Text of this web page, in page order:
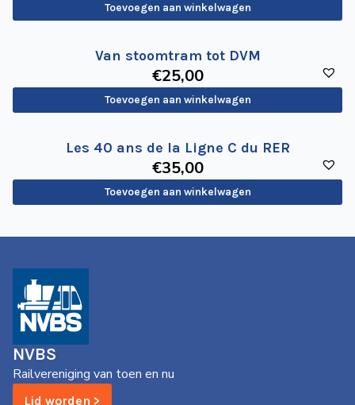
Toevoegen aan winkelwagen
Van stoomtram tot DVM
€25,00
Toevoegen aan winkelwagen
Les 40 ans de la Ligne C du RER
€35,00
Toevoegen aan winkelwagen
NVBS
Railvereniging van toen en nu
Lid worden >